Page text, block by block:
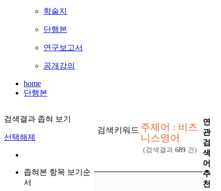
학술지
단행본
연구보고서
공개강의
home
단행본
검색결과 좁혀 보기
선택해제
좁혀본 항목 보기순
서
검색키워드 주제어 : 비즈
니스영어
(검색결과 689 건)
연
관
검
색
어
추
천